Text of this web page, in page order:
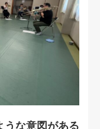
うな意図がある